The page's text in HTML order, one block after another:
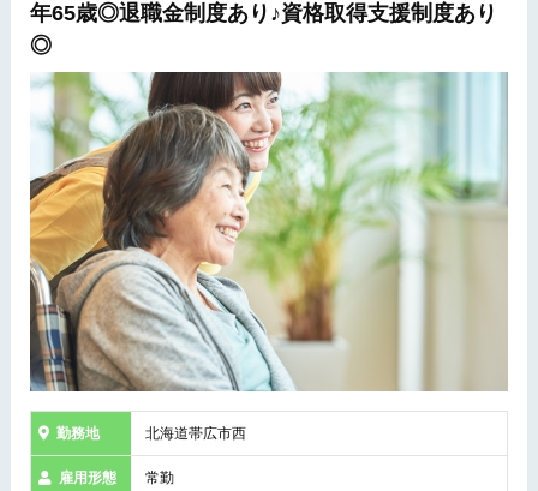
年65歳◎退職金制度あり♪資格取得支援制度あり
◎
勤務地 北海道帯広市西
雇用形態 常勤